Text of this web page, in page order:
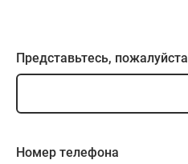
Представьтесь, пожалуйста
Номер телефона